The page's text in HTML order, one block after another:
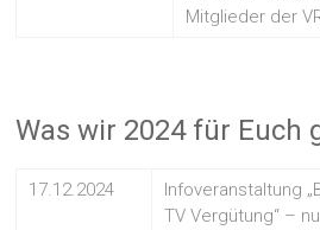
Mitglieder der
Was wir 2024 für Euch
17.12.2024
Infoveranstaltung
TV Vergütung“ –